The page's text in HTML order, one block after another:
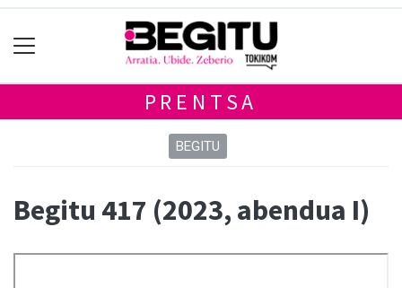
PRENTSA
BEGITU
Begitu 417 (2023, abendua I)